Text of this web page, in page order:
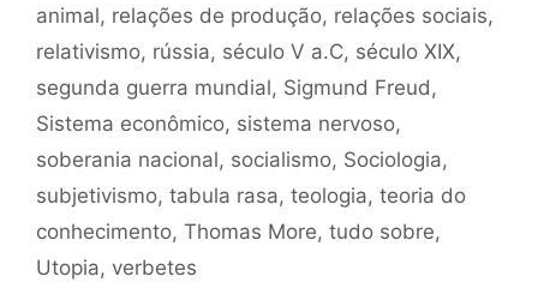
animal, relações de produção, relações sociais,
relativismo, rússia, século V a.C, século XIX,
segunda guerra mundial, Sigmund Freud,
Sistema econômico, sistema nervoso,
soberania nacional, socialismo, Sociologia,
subjetivismo, tabula rasa, teologia, teoria do
conhecimento, Thomas More, tudo sobre,
Utopia, verbetes